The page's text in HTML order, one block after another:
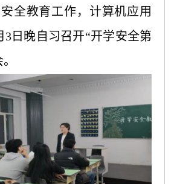
全教育工作，计算机应用
3日晚自习召开“开学安全第